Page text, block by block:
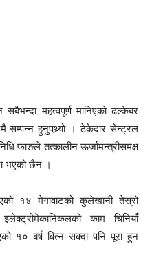
महत्वपूर्ण मानिएको ढल्केबर
सम्पन्न हुनुपथ्र्यो । ठेकेदार सेन्ट्रल
फाङले तत्कालीन ऊर्जामन्त्रीसमक्ष
भएको छैन ।
१४ मेगावाटको कुलेखानी तेस्रो
काम चिनियाँ
१० बर्ष वित्न सक्दा पनि पूरा हुन